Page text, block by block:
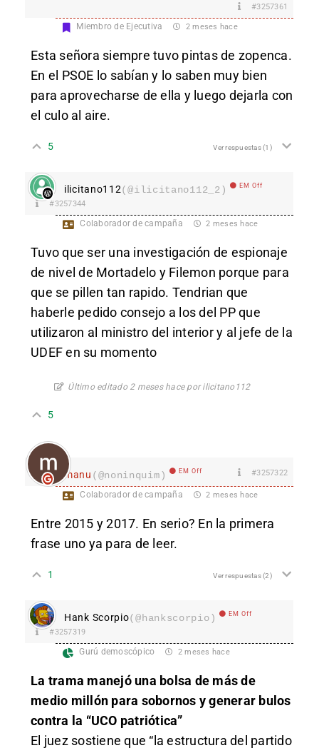
#3257361
Miembro de Ejecutiva 2 meses hace
Esta señora siempre tuvo pintas de zopenca.
En el PSOE lo sabían y lo saben muy bien
para aprovecharse de ella y luego dejarla con
el culo al aire.
5 Ver respuestas(1)
ilicitano112(@ilicitano112_2) EM Off
#3257344
Colaborador de campaña 2 meses hace
Tuvo que ser una investigación de espionaje
de nivel de Mortadelo y Filemon porque para
que se pillen tan rapido. Tendrian que
haberle pedido consejo a los del PP que
utilizaron al ministro del interior y al jefe de la
UDEF en su momento
Último editado 2 meses hace por ilicitano112
5
manu (@noninquim) EM Off #3257322
Colaborador de campaña 2 meses hace
Entre 2015 y 2017. En serio? En la primera
frase uno ya para de leer.
1 Ver respuestas(2)
Hank Scorpio(@hankscorpio) EM Off
#3257319
Gurú demoscópico 2 meses hace
La trama manejó una bolsa de más de
medio millón para sobornos y generar bulos
contra la “UCO patriótica”
El juez sostiene que “la estructura del partido